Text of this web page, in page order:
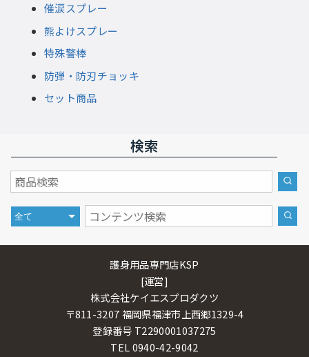
催涙スプレー
熊よけスプレー
特殊警棒
防弾・防刃チョッキ
セット商品
検索
護身用品専門店KSP
[運営]
株式会社ケイエスプロダクツ
〒811-3207 福岡県福津市上西郷1329-4
登録番号 T2290001037275
TEL 0940-42-9042